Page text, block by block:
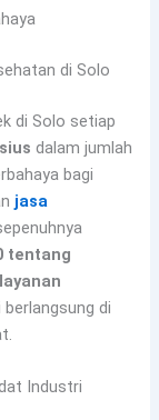
di Solo
di Solo setiap
dalam jumlah
bagi
jasa
tentang
di
Industri